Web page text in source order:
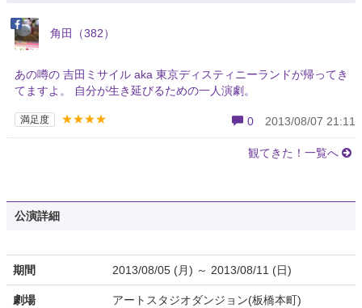
角田（382）
あの噂の 吉田ミサイル aka 東京ディスティニーランドが帰ってき
てますよ。 自分が生き延びるための一人演劇。
満足度 ★★★★ 0 2013/08/07 21:11
観てきた！一覧へ
公演詳細
期間 2013/08/05 (月) ～ 2013/08/11 (日)
劇場 アートスタジオダンジョン(板橋本町)